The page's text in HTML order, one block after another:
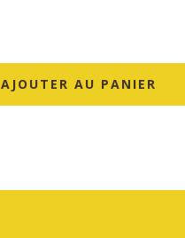
AJOUTER AU PANIER